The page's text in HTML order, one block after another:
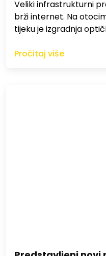
Veliki infrastrukturni
brži internet. Na
tijeku je izgradnja
Pročitaj više